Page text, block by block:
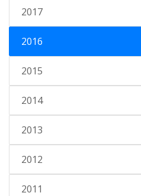
2017
2016
2015
2014
2013
2012
2011